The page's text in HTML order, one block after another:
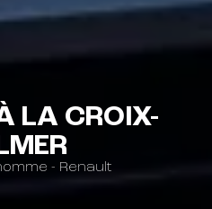
LA CROIX-
- Renault